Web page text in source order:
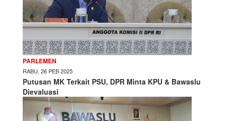
PARLEMEN
RABU, 26 PEB 2025
Putusan MK Terkait PSU, DPR Minta KPU & Bawaslu
Dievaluasi